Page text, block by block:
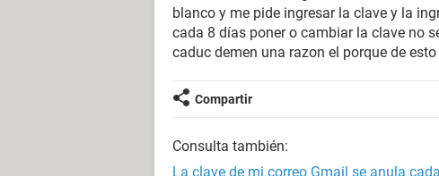
blanco y me pide ingresar la clave y la
cada 8 días poner o cambiar la clave no
caduc demen una razon el porque de esto
Compartir
Consulta también:
La clave de mi correo Gmail se anula